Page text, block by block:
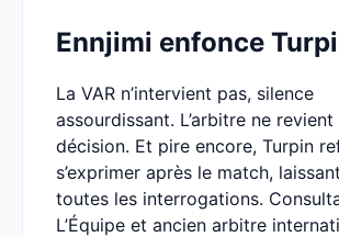
Ennjimi enfonce
La VAR n’intervient pas, silence
assourdissant. L’arbitre ne
décision. Et pire encore, Turpin
s’exprimer après le match,
toutes les interrogations.
L’Équipe et ancien arbitre